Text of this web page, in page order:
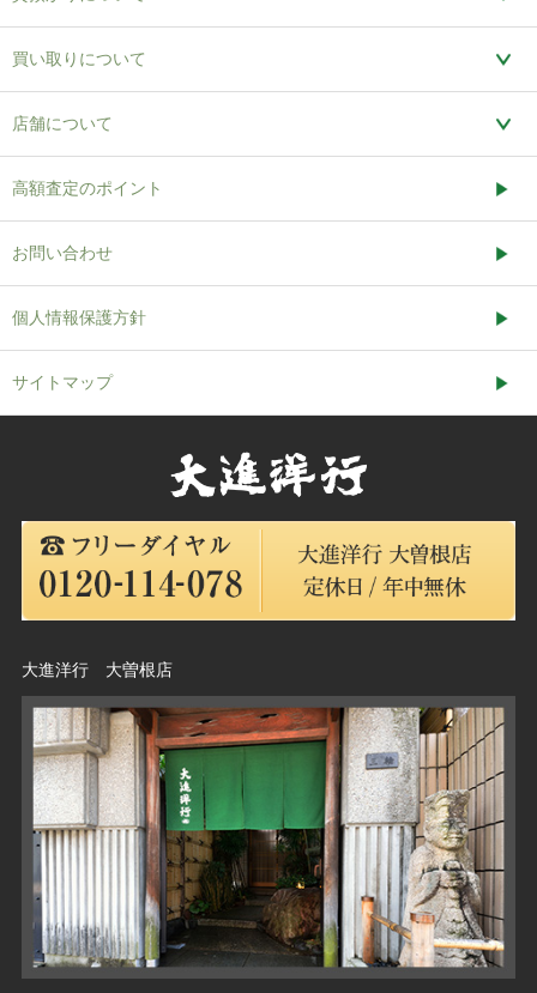
買い取りについて
店舗について
高額査定のポイント
お問い合わせ
個人情報保護方針
サイトマップ
大進洋行 大曽根店